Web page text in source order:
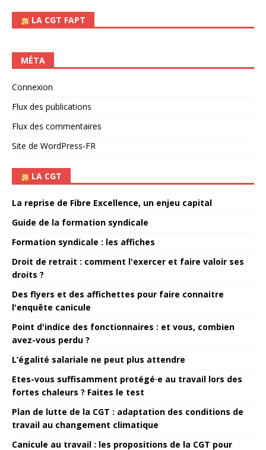
LA CGT FAPT
MÉTA
Connexion
Flux des publications
Flux des commentaires
Site de WordPress-FR
LA CGT
La reprise de Fibre Excellence, un enjeu capital
Guide de la formation syndicale
Formation syndicale : les affiches
Droit de retrait : comment l'exercer et faire valoir ses
droits ?
Des flyers et des affichettes pour faire connaitre
l'enquête canicule
Point d'indice des fonctionnaires : et vous, combien
avez-vous perdu ?
L’égalité salariale ne peut plus attendre
Etes-vous suffisamment protégé·e au travail lors des
fortes chaleurs ? Faites le test
Plan de lutte de la CGT : adaptation des conditions de
travail au changement climatique
Canicule au travail : les propositions de la CGT pour